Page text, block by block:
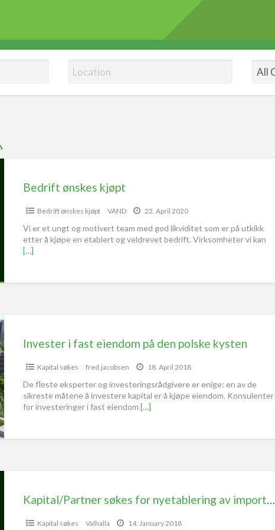
Bedrift ønskes kjøpt
Bedrift ønskes kjøpt VAND 22. April 2020
Vi er et ungt og motivert team med god likviditet som er på utkikk
etter å kjøpe en etablert og veldrevet bedrift. Virksomheter vi kan
[…]
Invester i fast eiendom på den polske kysten
Kapital søkes fred.jacobsen 18. April 2018
De fleste eksperter og investeringsrådgivere er enige: en av de
sikreste måtene å investere kapital er å kjøpe eiendom. Konsulenter
for investeringer i fast eiendom […]
Kapital/Partner søkes for nyetablering av import for ny teknologi
Kapital søkes Valhalla 14. January 2018